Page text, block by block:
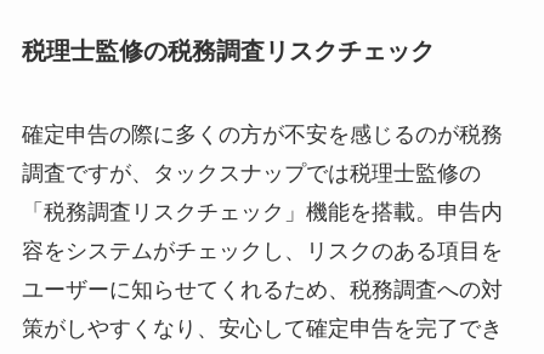
税理士監修の税務調査リスクチェック
確定申告の際に多くの方が不安を感じるのが税務
調査ですが、タックスナップでは税理士監修の
「税務調査リスクチェック」機能を搭載。申告内
容をシステムがチェックし、リスクのある項目を
ユーザーに知らせてくれるため、税務調査への対
策がしやすくなり、安心して確定申告を完了でき